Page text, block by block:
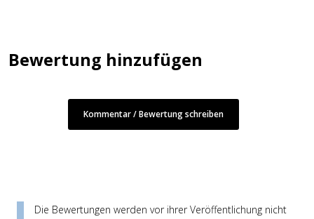
Bewertung hinzufügen
Kommentar / Bewertung schreiben
Die Bewertungen werden vor ihrer Veröffentlichung nicht